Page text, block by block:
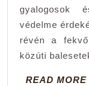
gyalogosok
védelme
révén a
közúti
READ MORE